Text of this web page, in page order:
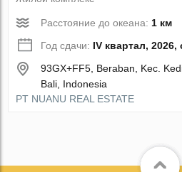
Расстояние до океана:1 км
Год сдачи: IV квартал,
93GX+FF5, Beraban, Kec.
Bali, Indonesia
PT NUANU REAL ESTATE